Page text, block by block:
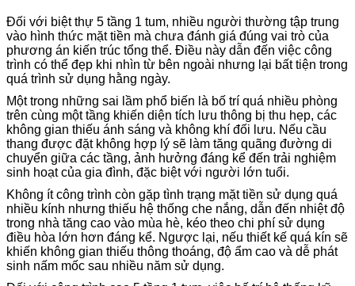
Đối với biệt thự 5 tầng 1 tum, nhiều người thường tập trung
vào hình thức mặt tiền mà chưa đánh giá đúng vai trò của
phương án kiến trúc tổng thể. Điều này dẫn đến việc công
trình có thể đẹp khi nhìn từ bên ngoài nhưng lại bất tiện trong
quá trình sử dụng hằng ngày.
Một trong những sai lầm phổ biến là bố trí quá nhiều phòng
trên cùng một tầng khiến diện tích lưu thông bị thu hẹp, các
không gian thiếu ánh sáng và không khí đối lưu. Nếu cầu
thang được đặt không hợp lý sẽ làm tăng quãng đường di
chuyển giữa các tầng, ảnh hưởng đáng kể đến trải nghiệm
sinh hoạt của gia đình, đặc biệt với người lớn tuổi.
Không ít công trình còn gặp tình trạng mặt tiền sử dụng quá
nhiều kính nhưng thiếu hệ thống che nắng, dẫn đến nhiệt độ
trong nhà tăng cao vào mùa hè, kéo theo chi phí sử dụng
điều hòa lớn hơn đáng kể. Ngược lại, nếu thiết kế quá kín sẽ
khiến không gian thiếu thông thoáng, độ ẩm cao và dễ phát
sinh nấm mốc sau nhiều năm sử dụng.